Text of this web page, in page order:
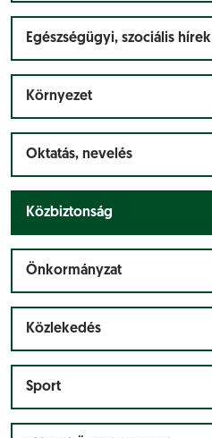
Egészségügyi, szociális hírek
Környezet
Oktatás, nevelés
Közbiztonság
Önkormányzat
Közlekedés
Sport